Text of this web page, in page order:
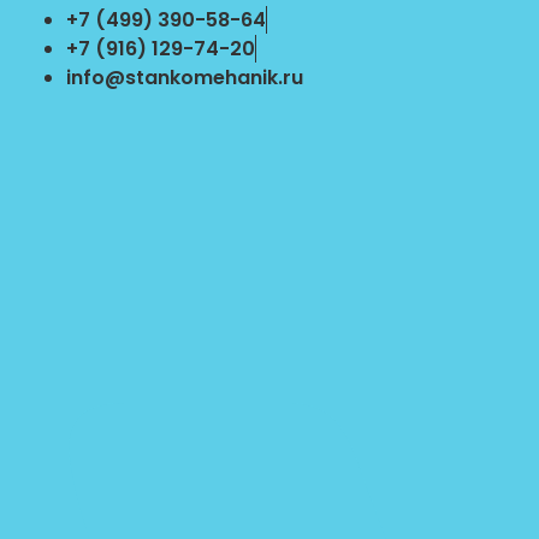
Перейти
содержимому
+7 (499) 390-58-64
+7 (916) 129-74-20
info@stankomehanik.ru